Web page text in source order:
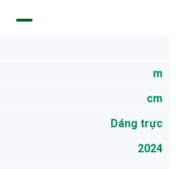
m
cm
Dáng trực
2024